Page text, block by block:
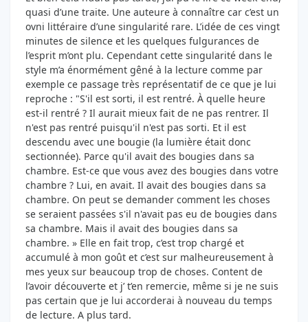
quasi d’une traite. Une auteure à connaître car c’est un
ovni littéraire d’une singularité rare. L’idée de ces vingt
minutes de silence et les quelques fulgurances de
l’esprit m’ont plu. Cependant cette singularité dans le
style m’a énormément gêné à la lecture comme par
exemple ce passage très représentatif de ce que je lui
reproche : "S'il est sorti, il est rentré. À quelle heure
est-il rentré ? Il aurait mieux fait de ne pas rentrer. Il
n'est pas rentré puisqu'il n'est pas sorti. Et il est
descendu avec une bougie (la lumière était donc
sectionnée). Parce qu'il avait des bougies dans sa
chambre. Est-ce que vous avez des bougies dans votre
chambre ? Lui, en avait. Il avait des bougies dans sa
chambre. On peut se demander comment les choses
se seraient passées s'il n'avait pas eu de bougies dans
sa chambre. Mais il avait des bougies dans sa
chambre. » Elle en fait trop, c’est trop chargé et
accumulé à mon goût et c’est sur malheureusement à
mes yeux sur beaucoup trop de choses. Content de
l’avoir découverte et j’ t’en remercie, même si je ne suis
pas certain que je lui accorderai à nouveau du temps
de lecture. A plus tard.